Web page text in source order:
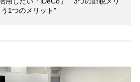
1つのメリット”